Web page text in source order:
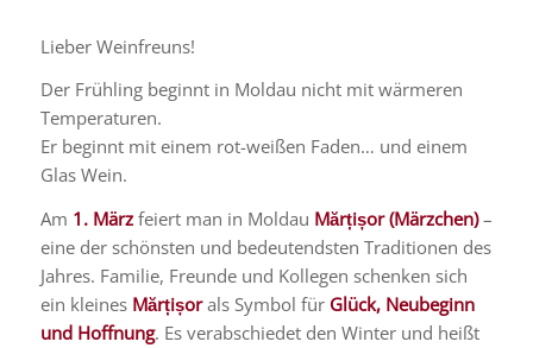
Lieber Weinfreuns!
Der Frühling beginnt in Moldau nicht mit wärmeren
Temperaturen.
Er beginnt mit einem rot-weißen Faden… und einem
Glas Wein.
Am 1. Märzfeiert man in Moldau Mărțișor (Märzchen)–
eine der schönsten und bedeutendsten Traditionen des
Jahres. Familie, Freunde und Kollegen schenken sich
ein kleines Mărțișorals Symbol für Glück, Neubeginn
und Hoffnung. Es verabschiedet den Winter und heißt